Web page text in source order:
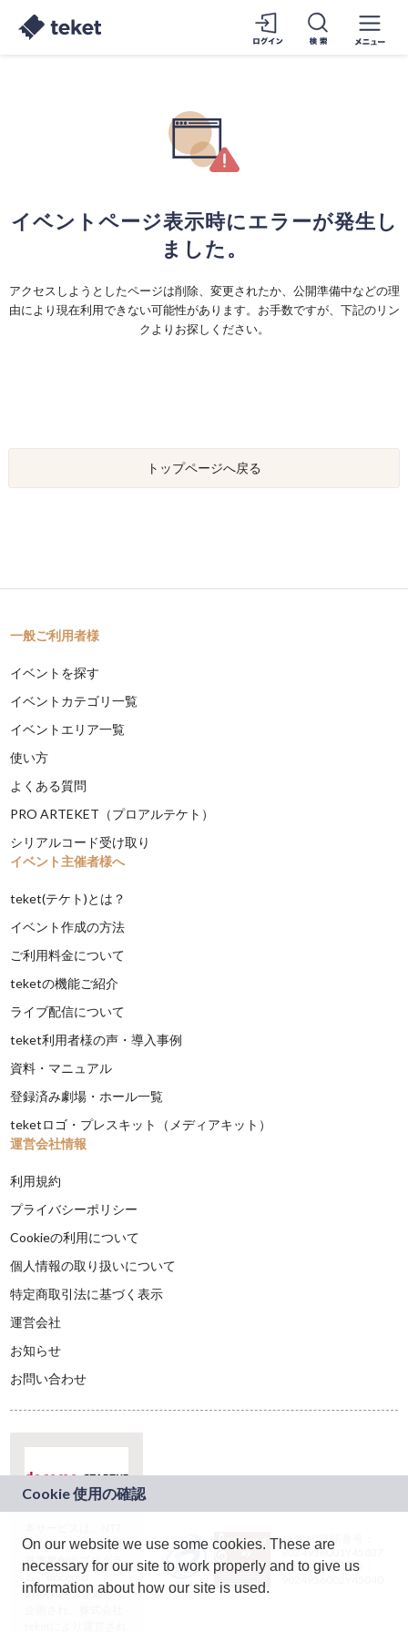
イベントページ表示時にエラーが発生し
ました。
アクセスしようとしたページは削除、変更されたか、公開準備中などの理
由により現在利用できない可能性があります。お手数ですが、下記のリン
クよりお探しください。
トップページへ戻る
一般ご利用者様
イベントを探す
イベントカテゴリ一覧
イベントエリア一覧
使い方
よくある質問
PRO ARTEKET（プロアルテケト）
シリアルコード受け取り
イベント主催者様へ
teket(テケト)とは？
イベント作成の方法
ご利用料金について
teketの機能ご紹介
ライブ配信について
teket利用者様の声・導入事例
資料・マニュアル
登録済み劇場・ホール一覧
teketロゴ・プレスキット（メディアキット）
運営会社情報
利用規約
プライバシーポリシー
Cookieの利用について
個人情報の取り扱いについて
特定商取引法に基づく表示
運営会社
お知らせ
お問い合わせ
ドコモグループの新
規事業創出プログラ
ム「docomo
STARTUP」を通じて
JASRAC許諾番号：
9024936001Y45037
JASRAC許諾番号：
On our website we use some cookies. These are
necessary for our site to work properly and to give us
information about how our site is used.